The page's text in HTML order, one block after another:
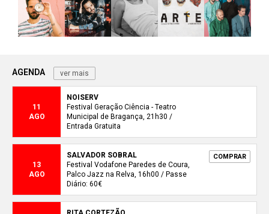
AGENDA ver mais
11
AGO
NOISERV
Festival Geração Ciência - Teatro
Municipal de Bragança, 21h30 /
Entrada Gratuita
13
AGO
SALVADOR SOBRAL
Festival Vodafone Paredes de Coura,
Palco Jazz na Relva, 16h00 / Passe
Diário: 60€
COMPRAR